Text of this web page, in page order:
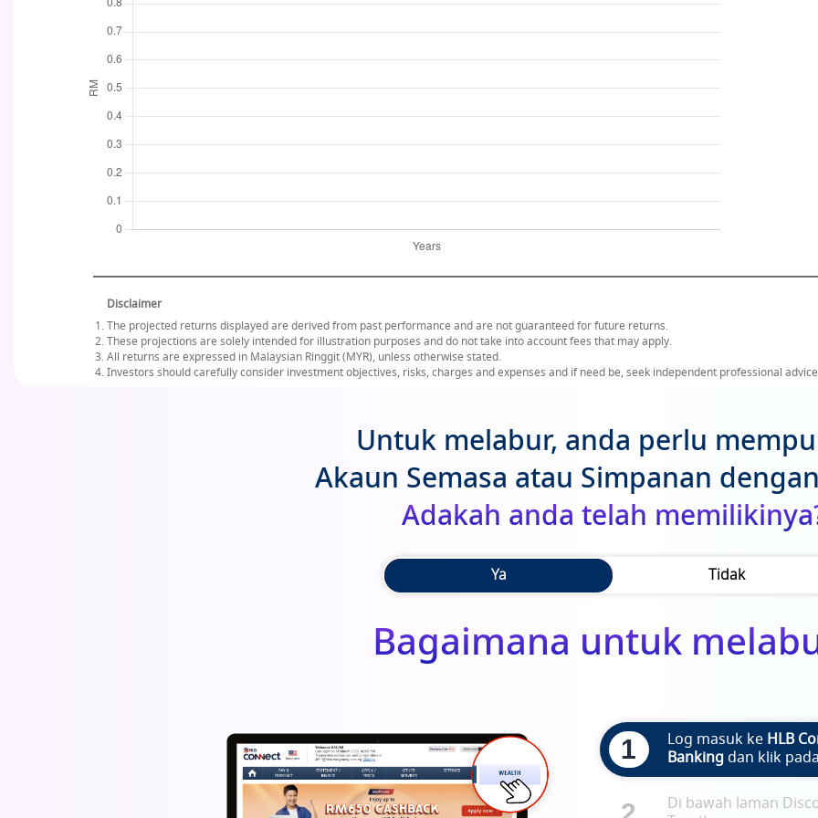
Disclaimer
The projected returns displayed are derived from past performance and are not guaranteed for future returns.
These projections are solely intended for illustration purposes and do not take into account fees that may apply.
All returns are expressed in Malaysian Ringgit (MYR), unless otherwise stated.
Investors should carefully consider investment objectives, risks, charges and expenses and if need be, seek independent professional
Untuk melabur, anda perlu
Akaun Semasa atau Simpanan
Adakah anda telah
Ya Tidak
Bagaimana untuk
1 Log masuk ke HLB
Banking dan klik
Di bawah laman